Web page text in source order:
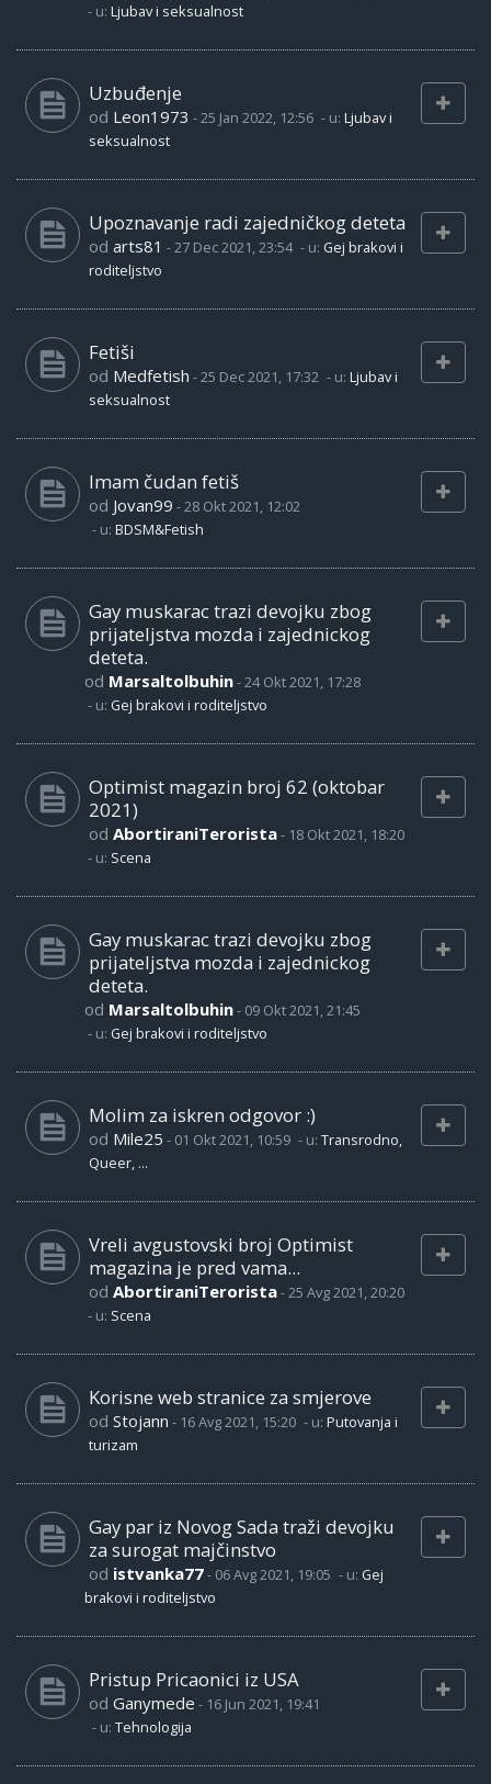
- u: Ljubav i seksualnost
Uzbuđenje
od Leon1973 -25 Jan 2022, 12:56 - u: Ljubav i
seksualnost
Upoznavanje radi zajedničkog deteta
od arts81 -27 Dec 2021, 23:54 - u: Gej brakovi i
roditeljstvo
Fetiši
od Medfetish -25 Dec 2021, 17:32 - u: Ljubav i
seksualnost
Imam čudan fetiš
od Jovan99 -28 Okt 2021, 12:02
- u: BDSM&Fetish
Gay muskarac trazi devojku zbog
prijateljstva mozda i zajednickog
deteta.
od Marsaltolbuhin-24 Okt 2021, 17:28
- u: Gej brakovi i roditeljstvo
Optimist magazin broj 62 (oktobar
2021)
od AbortiraniTerorista- 18 Okt 2021, 18:20
- u: Scena
Gay muskarac trazi devojku zbog
prijateljstva mozda i zajednickog
deteta.
od Marsaltolbuhin- 09 Okt 2021, 21:45
- u: Gej brakovi i roditeljstvo
Molim za iskren odgovor :)
od Mile25 - 01 Okt 2021, 10:59 - u: Transrodno,
Queer, ...
Vreli avgustovski broj Optimist
magazina je pred vama...
od AbortiraniTerorista-25 Avg 2021, 20:20
- u: Scena
Korisne web stranice za smjerove
od Stojann - 16 Avg 2021, 15:20 - u: Putovanja i
turizam
Gay par iz Novog Sada traži devojku
za surogat majčinstvo
od istvanka77- 06 Avg 2021, 19:05 - u: Gej
brakovi i roditeljstvo
Pristup Pricaonici iz USA
od Ganymede - 16 Jun 2021, 19:41
- u: Tehnologija